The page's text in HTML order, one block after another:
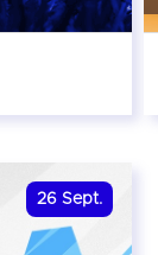
26 Sept.